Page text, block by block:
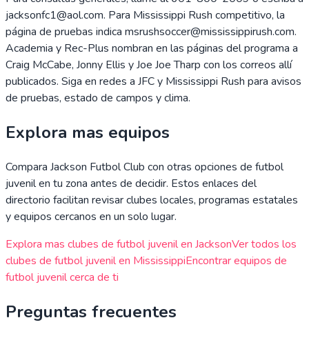
jacksonfc1@aol.com. Para Mississippi Rush competitivo, la
página de pruebas indica msrushsoccer@mississippirush.com.
Academia y Rec-Plus nombran en las páginas del programa a
Craig McCabe, Jonny Ellis y Joe Joe Tharp con los correos allí
publicados. Siga en redes a JFC y Mississippi Rush para avisos
de pruebas, estado de campos y clima.
Explora mas equipos
Compara Jackson Futbol Club con otras opciones de futbol
juvenil en tu zona antes de decidir. Estos enlaces del
directorio facilitan revisar clubes locales, programas estatales
y equipos cercanos en un solo lugar.
Explora mas clubes de futbol juvenil en JacksonVer todos los
clubes de futbol juvenil en MississippiEncontrar equipos de
futbol juvenil cerca de ti
Preguntas frecuentes